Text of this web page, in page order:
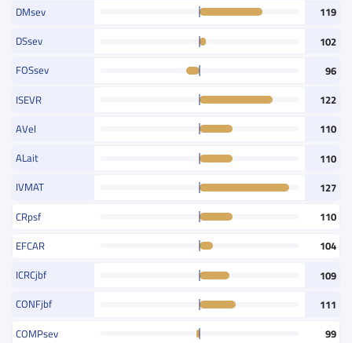
DMsev
119
DSsev
102
FOSsev
96
ISEVR
122
AVel
110
ALait
110
IVMAT
127
CRpsf
110
EFCAR
104
ICRCjbf
109
CONFjbf
111
COMPsev
99